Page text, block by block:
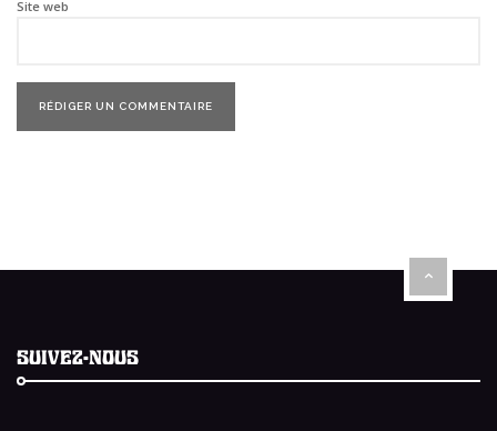
Site web
SUIVEZ-NOUS